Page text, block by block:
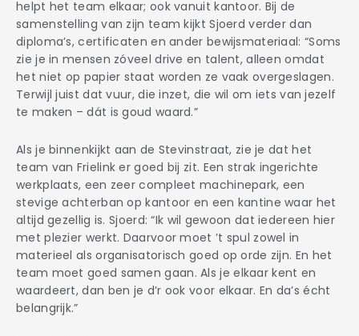
helpt het team elkaar; ook vanuit kantoor. Bij de
samenstelling van zijn team kijkt Sjoerd verder dan
diploma’s, certificaten en ander bewijsmateriaal: “Soms
zie je in mensen zóveel drive en talent, alleen omdat
het niet op papier staat worden ze vaak overgeslagen.
Terwijl juist dat vuur, die inzet, die wil om iets van jezelf
te maken – dát is goud waard.”
Als je binnenkijkt aan de Stevinstraat, zie je dat het
team van Frielink er goed bij zit. Een strak ingerichte
werkplaats, een zeer compleet machinepark, een
stevige achterban op kantoor en een kantine waar het
altijd gezellig is. Sjoerd: “Ik wil gewoon dat iedereen hier
met plezier werkt. Daarvoor moet ’t spul zowel in
materieel als organisatorisch goed op orde zijn. En het
team moet goed samen gaan. Als je elkaar kent en
waardeert, dan ben je d’r ook voor elkaar. En da’s écht
belangrijk.”